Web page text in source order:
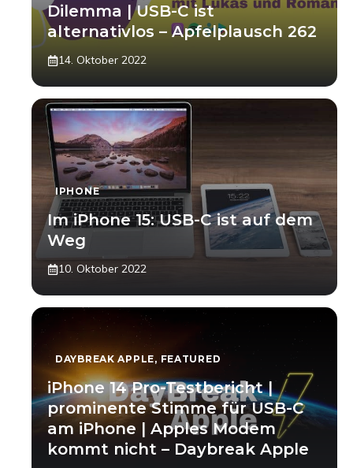
Dilemma | USB-C ist
alternativlos – Apfelplausch 262
14. Oktober 2022
IPHONE
Im iPhone 15: USB-C ist auf dem
Weg
10. Oktober 2022
DAYBREAK APPLE, FEATURED
iPhone 14 Pro-Testbericht |
prominente Stimme für USB-C
am iPhone | Apples Modem
kommt nicht – Daybreak Apple